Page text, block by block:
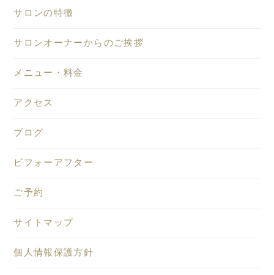
サロンの特徴
サロンオーナーからのご挨拶
メニュー・料金
アクセス
ブログ
ビフォーアフター
ご予約
サイトマップ
個人情報保護方針